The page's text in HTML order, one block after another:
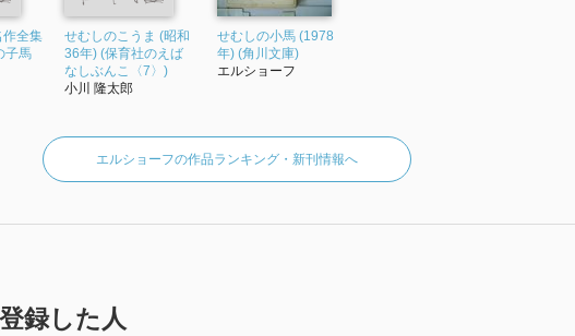
作全集
子馬
せむしのこうま (昭和
36年) (保育社のえば
なしぶんこ〈7〉)
小川 隆太郎
せむしの小馬 (1978
年) (角川文庫)
エルショーフ
エルショーフの作品ランキング・新刊情報へ
録した人